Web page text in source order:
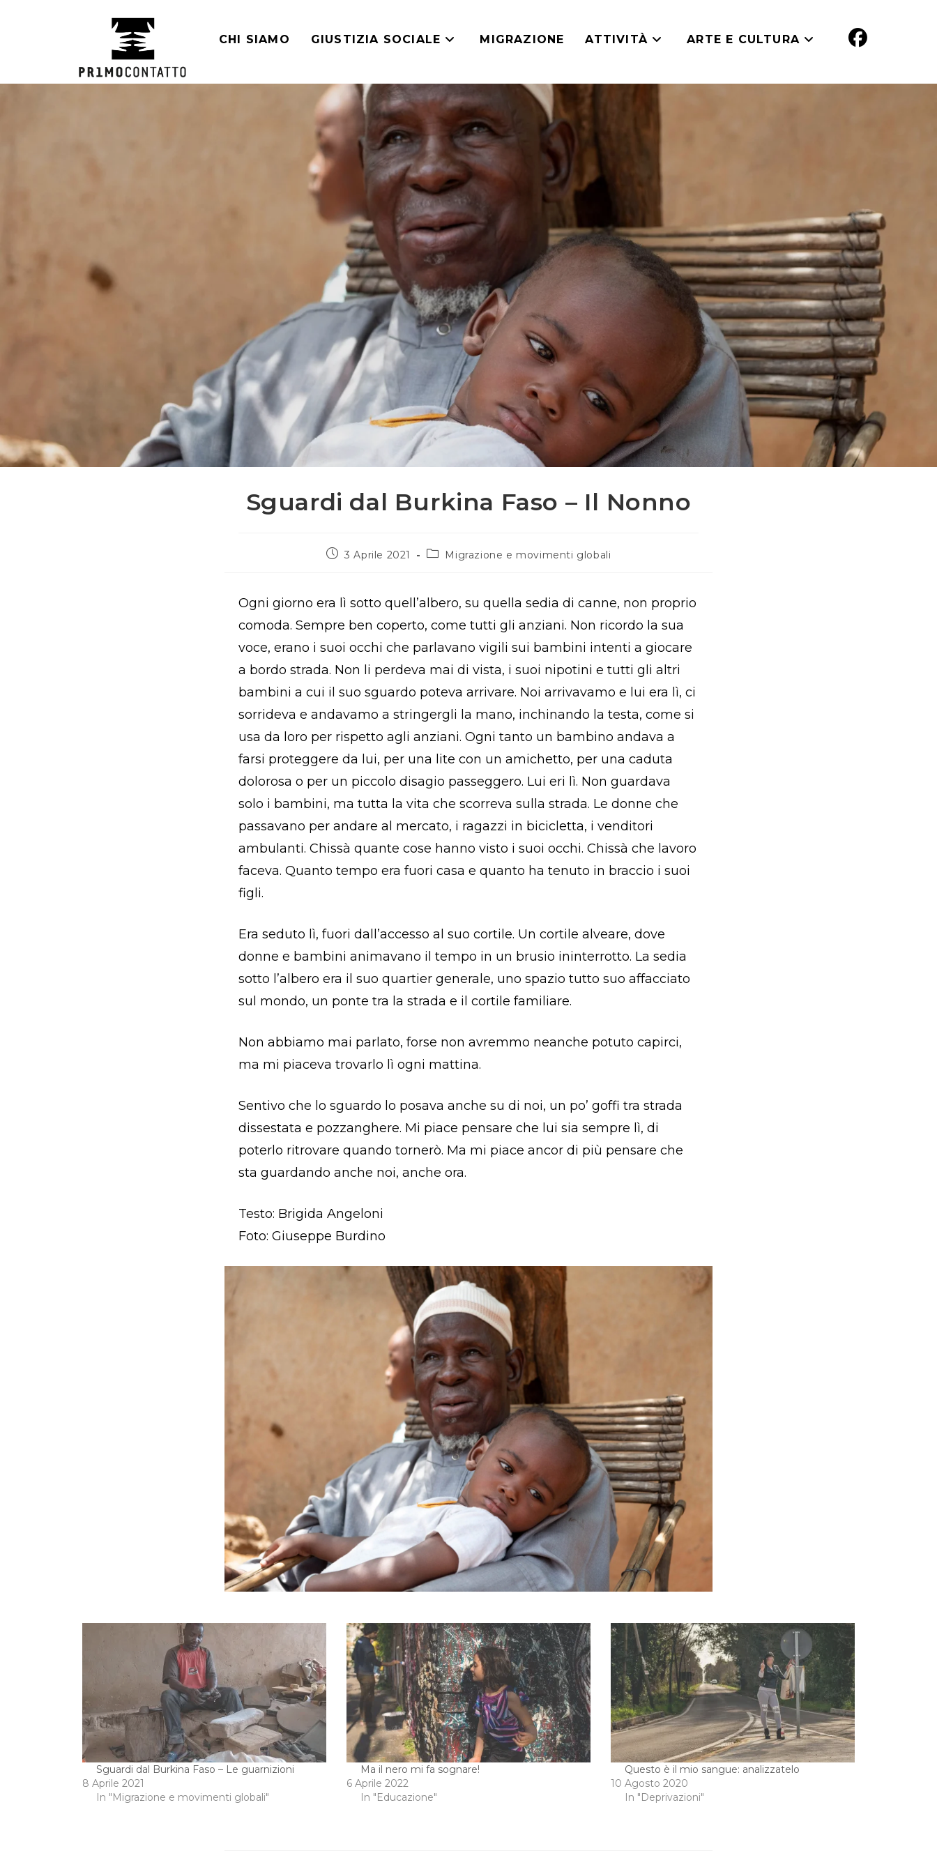
CHI SIAMO GIUSTIZIA SOCIALE MIGRAZIONE ATTIVITÀ ARTE E CULTURA
Sguardi dal Burkina Faso – Il Nonno
Articolo3 Aprile 2021
Categoria
Migrazione e movimenti globali
Ogni giorno era lì sotto quell’albero, su quella sedia di canne, non proprio
comoda. Sempre ben coperto, come tutti gli anziani. Non ricordo la sua
voce, erano i suoi occhi che parlavano vigili sui bambini intenti a giocare
a bordo strada. Non li perdeva mai di vista, i suoi nipotini e tutti gli altri
bambini a cui il suo sguardo poteva arrivare. Noi arrivavamo e lui era lì, ci
sorrideva e andavamo a stringergli la mano, inchinando la testa, come si
usa da loro per rispetto agli anziani. Ogni tanto un bambino andava a
farsi proteggere da lui, per una lite con un amichetto, per una caduta
dolorosa o per un piccolo disagio passeggero. Lui eri lì. Non guardava
solo i bambini, ma tutta la vita che scorreva sulla strada. Le donne che
passavano per andare al mercato, i ragazzi in bicicletta, i venditori
ambulanti. Chissà quante cose hanno visto i suoi occhi. Chissà che lavoro
faceva. Quanto tempo era fuori casa e quanto ha tenuto in braccio i suoi
figli.
Era seduto lì, fuori dall’accesso al suo cortile. Un cortile alveare, dove
donne e bambini animavano il tempo in un brusio ininterrotto. La sedia
sotto l’albero era il suo quartier generale, uno spazio tutto suo affacciato
sul mondo, un ponte tra la strada e il cortile familiare.
Non abbiamo mai parlato, forse non avremmo neanche potuto capirci,
ma mi piaceva trovarlo lì ogni mattina.
Sentivo che lo sguardo lo posava anche su di noi, un po’ goffi tra strada
dissestata e pozzanghere. Mi piace pensare che lui sia sempre lì, di
poterlo ritrovare quando tornerò. Ma mi piace ancor di più pensare che
sta guardando anche noi, anche ora.
Testo: Brigida Angeloni
Foto: Giuseppe Burdino
Sguardi dal Burkina Faso – Le guarnizioni
8 Aprile 2021
In "Migrazione e movimenti globali"
Ma il nero mi fa sognare!
6 Aprile 2022
In "Educazione"
Questo è il mio sangue: analizzatelo
10 Agosto 2020
In "Deprivazioni"